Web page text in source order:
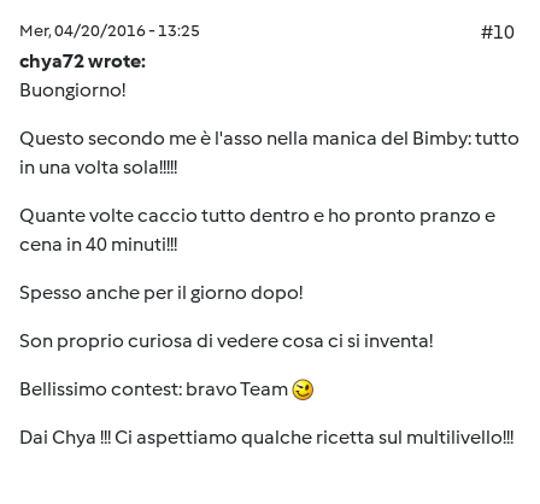
Mer, 04/20/2016 - 13:25
#10
chya72 wrote:
Buongiorno!
Questo secondo me è l'asso nella manica del Bimby: tutto
in una volta sola!!!!!
Quante volte caccio tutto dentro e ho pronto pranzo e
cena in 40 minuti!!!
Spesso anche per il giorno dopo!
Son proprio curiosa di vedere cosa ci si inventa!
Bellissimo contest: bravo Team
Dai Chya !!! Ci aspettiamo qualche ricetta sul multilivello!!!